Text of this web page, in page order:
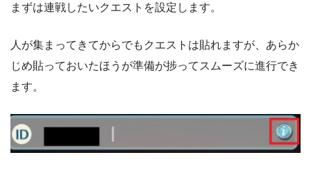
まずは連戦したいクエストを設定します。
人が集まってきてからでもクエストは貼れますが、あらか
じめ貼っておいたほうが準備が捗ってスムーズに進行でき
ます。